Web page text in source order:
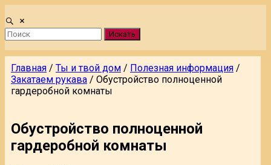
Искать
Главная / Ты и твой дом / Полезная информация /
Закатаем рукава / Обустройство полноценной
гардеробной комнаты
Обустройство полноценной
гардеробной комнаты